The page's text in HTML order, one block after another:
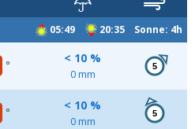
05:49 20:35 Sonne: 4h
°
< 10 %
0 mm
5
°
< 10 %
0 mm
5